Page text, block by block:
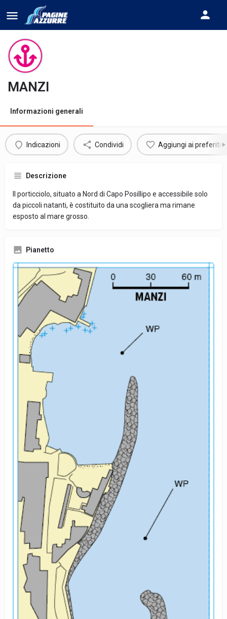
MANZI
Informazioni generali
Indicazioni Condividi Aggiungi ai preferiti
Descrizione
Il porticciolo, situato a Nord di Capo Posillipo e accessibile solo
da piccoli natanti, è costituito da una scogliera ma rimane
esposto al mare grosso.
Pianetto